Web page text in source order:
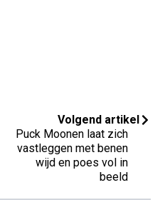
Volgend artikel
Puck Moonen laat zich
vastleggen met benen
wijd en poes vol in
beeld